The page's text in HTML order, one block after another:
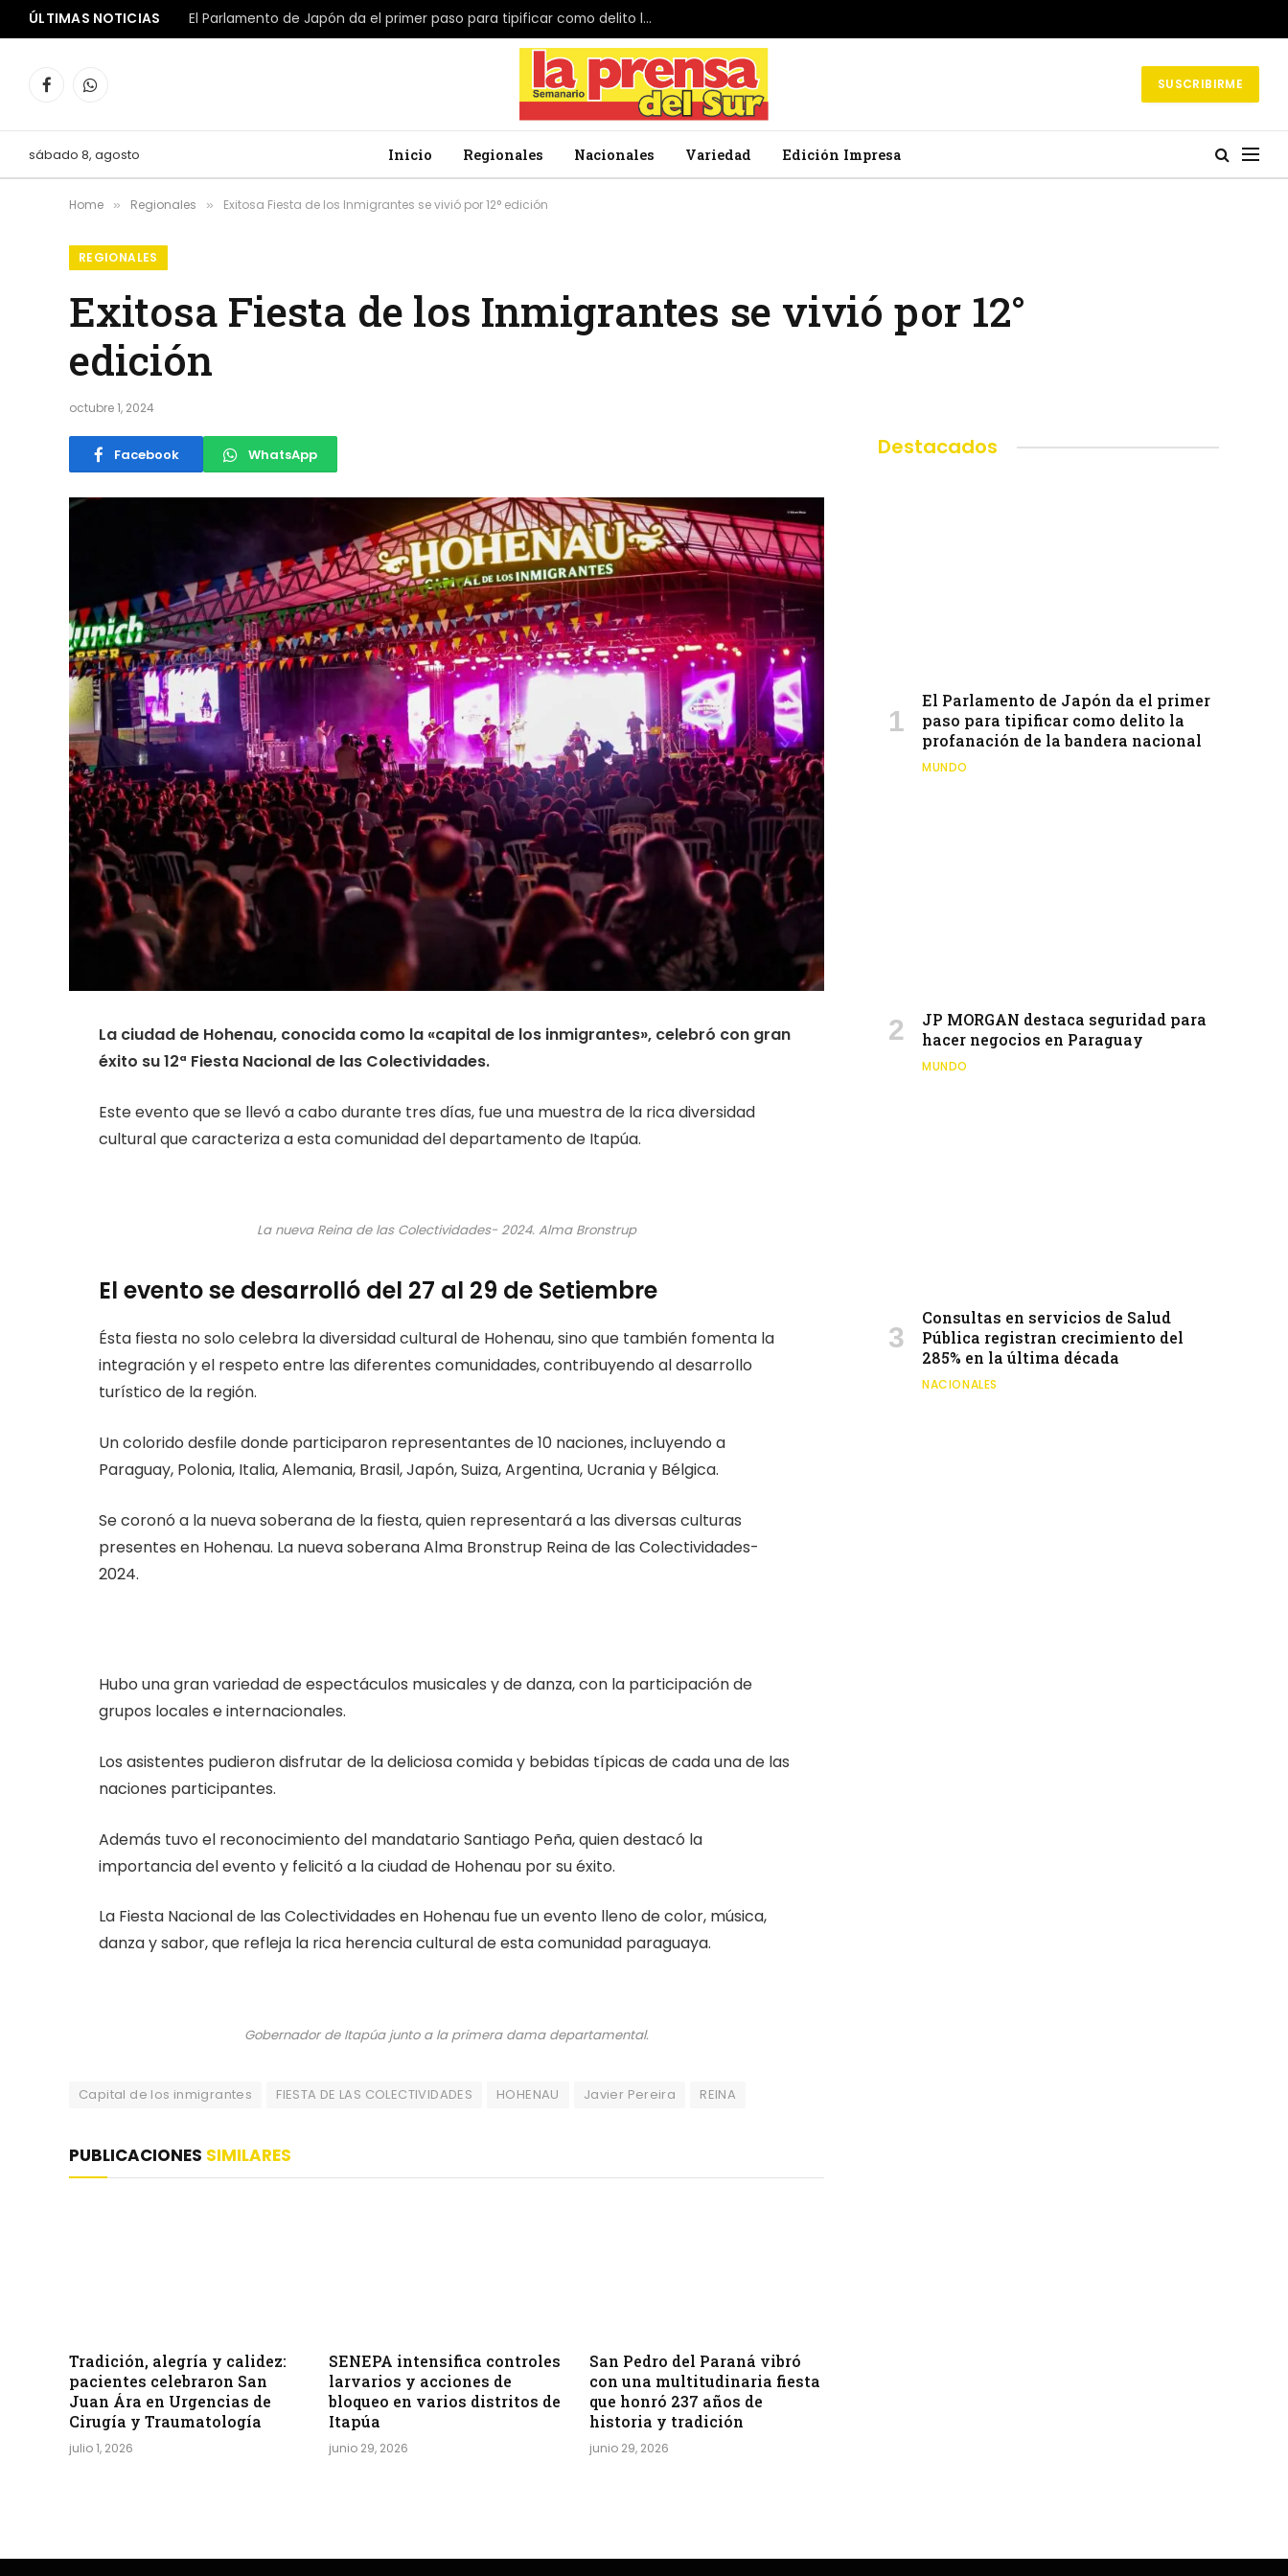
ÚLTIMAS NOTICIAS El Parlamento de Japón da el primer paso para tipificar como delito la profanación de la bandera nacional
FacebookWhatsApp SUSCRIBIRME
sábado 8, agosto Inicio Regionales Nacionales Variedad Edición Impresa
Home » Regionales » Exitosa Fiesta de los Inmigrantes se vivió por 12° edición
REGIONALES
Exitosa Fiesta de los Inmigrantes se vivió por 12°
edición
octubre 1, 2024
Facebook WhatsApp
La ciudad de Hohenau, conocida como la «capital de los inmigrantes», celebró con gran
éxito su 12ª Fiesta Nacional de las Colectividades.
Este evento que se llevó a cabo durante tres días, fue una muestra de la rica diversidad
cultural que caracteriza a esta comunidad del departamento de Itapúa.
La nueva Reina de las Colectividades- 2024. Alma Bronstrup
El evento se desarrolló del 27 al 29 de Setiembre
Ésta fiesta no solo celebra la diversidad cultural de Hohenau, sino que también fomenta la
integración y el respeto entre las diferentes comunidades, contribuyendo al desarrollo
turístico de la región.
Un colorido desfile donde participaron representantes de 10 naciones, incluyendo a
Paraguay, Polonia, Italia, Alemania, Brasil, Japón, Suiza, Argentina, Ucrania y Bélgica.
Se coronó a la nueva soberana de la fiesta, quien representará a las diversas culturas
presentes en Hohenau. La nueva soberana Alma Bronstrup Reina de las Colectividades-
2024.
Hubo una gran variedad de espectáculos musicales y de danza, con la participación de
grupos locales e internacionales.
Los asistentes pudieron disfrutar de la deliciosa comida y bebidas típicas de cada una de las
naciones participantes.
Además tuvo el reconocimiento del mandatario Santiago Peña, quien destacó la
importancia del evento y felicitó a la ciudad de Hohenau por su éxito.
La Fiesta Nacional de las Colectividades en Hohenau fue un evento lleno de color, música,
danza y sabor, que refleja la rica herencia cultural de esta comunidad paraguaya.
Gobernador de Itapúa junto a la primera dama departamental.
Capital de los inmigrantes FIESTA DE LAS COLECTIVIDADES HOHENAU Javier Pereira REINA
PUBLICACIONES SIMILARES
Tradición, alegría y calidez:
pacientes celebraron San
Juan Ára en Urgencias de
Cirugía y Traumatología
julio 1, 2026
SENEPA intensifica controles
larvarios y acciones de
bloqueo en varios distritos de
Itapúa
junio 29, 2026
San Pedro del Paraná vibró
con una multitudinaria fiesta
que honró 237 años de
historia y tradición
junio 29, 2026
Destacados
El Parlamento de Japón da el primer
paso para tipificar como delito la
profanación de la bandera nacional
MUNDO
JP MORGAN destaca seguridad para
hacer negocios en Paraguay
MUNDO
Consultas en servicios de Salud
Pública registran crecimiento del
285% en la última década
NACIONALES